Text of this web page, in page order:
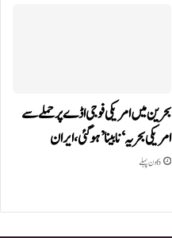
بحرین میں امریکی فوجی اڈے پر حملے سے
امریکی بحریہ ‘نابینا’ ہوگئی،ایران
6 دن پہلے